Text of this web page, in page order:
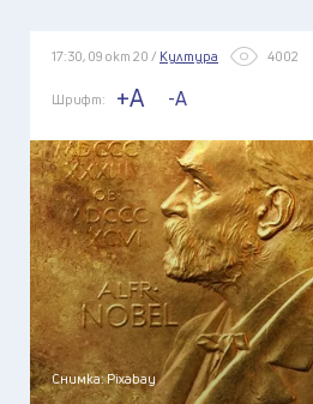
17:30, 09 окт 20 / Култура 4002
Шрифт: +A -A
Снимка: Pixabay